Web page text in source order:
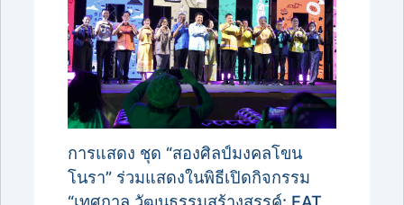
การแสดง ชุด “สองศิลป์มงคลโขน
โนรา” ร่วมแสดงในพิธีเปิดกิจกรรม